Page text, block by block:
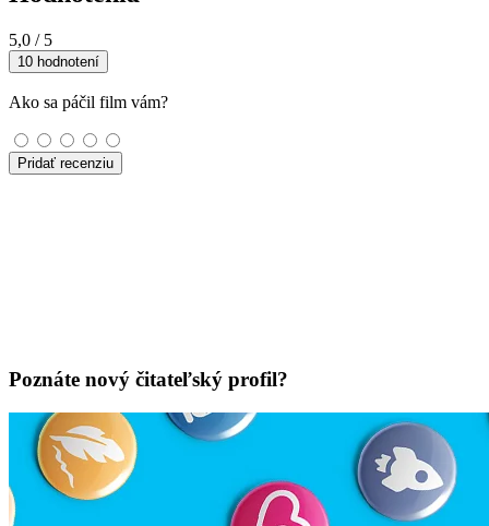
5,0 / 5
10 hodnotení
Ako sa páčil film vám?
Pridať recenziu
Poznáte nový čitateľský profil?